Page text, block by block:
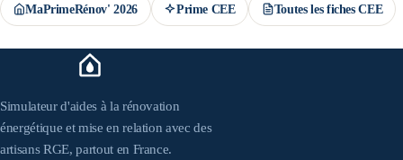
MaPrimeRénov' 2026 Prime CEE Toutes les fiches CEE
Simulateur d'aides à la rénovation
énergétique et mise en relation avec des
artisans RGE, partout en France.